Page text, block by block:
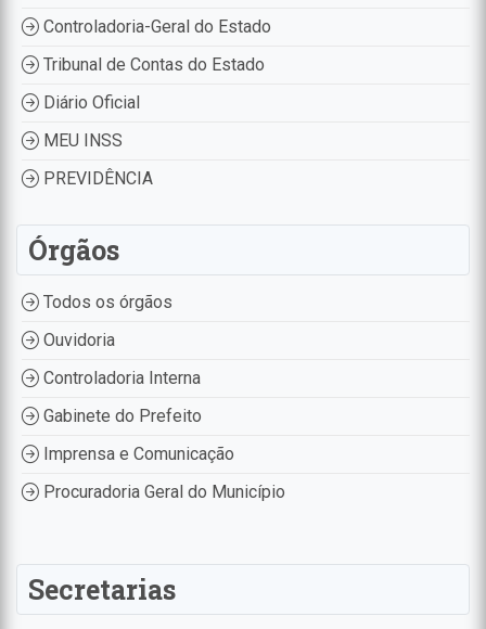
Controladoria-Geral do Estado
Tribunal de Contas do Estado
Diário Oficial
MEU INSS
PREVIDÊNCIA
Órgãos
Todos os órgãos
Ouvidoria
Controladoria Interna
Gabinete do Prefeito
Imprensa e Comunicação
Procuradoria Geral do Município
Secretarias